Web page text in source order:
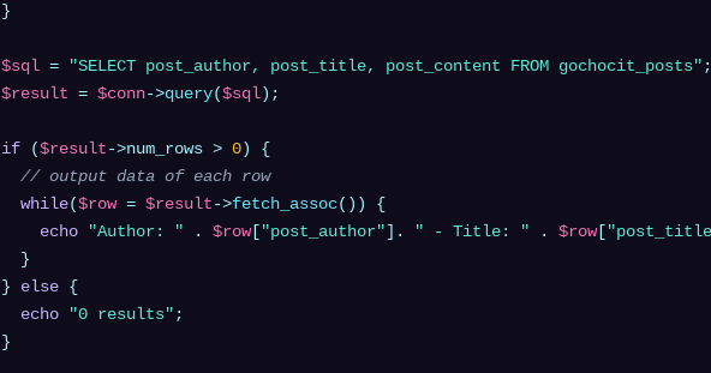
}
$sql = "SELECT post_author, post_title, post_content FROM gochocit_posts"
$result = $conn->query( $sql );
if ( $result ->num_rows > 0 ) {
// output data of each row
while( $row = $result ->fetch_assoc()) {
echo
"Author: " . $row[ "post_author" ]. " - Title: " . $row[
  }
} else {
echo
"0 results" ;
}